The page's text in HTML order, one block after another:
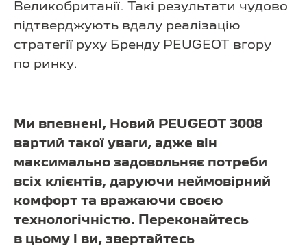
Великобританії. Такі результати чудово
підтверджують вдалу реалізацію
стратегії руху Бренду PEUGEOT вгору
по ринку.
Ми впевнені, Новий PEUGEOT 3008
вартий такої уваги, адже він
максимально задовольняє потреби
всіх клієнтів, даруючи неймовірний
комфорт та вражаючи своєю
технологічністю. Переконайтесь
в цьому і ви, звертайтесь